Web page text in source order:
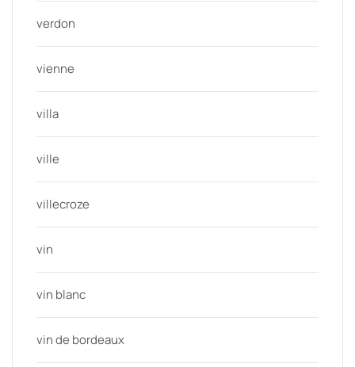
verdon
vienne
villa
ville
villecroze
vin
vin blanc
vin de bordeaux